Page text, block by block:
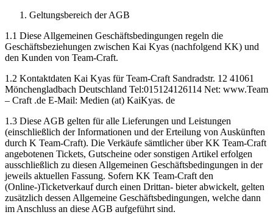
Geltungsbereich der AGB
1.1 Diese Allgemeinen Geschäftsbedingungen regeln die
Geschäftsbeziehungen zwischen Kai Kyas (nachfolgend KK) und
den Kunden von Team-Craft.
1.2 Kontaktdaten Kai Kyas für Team-Craft Sandradstr. 12 41061
Mönchengladbach Deutschland Tel:015124126114 Net: www.Team
– Craft .de E-Mail: Medien (at) KaiKyas. de
1.3 Diese AGB gelten für alle Lieferungen und Leistungen
(einschließlich der Informationen und der Erteilung von Auskünften
durch K Team-Craft). Die Verkäufe sämtlicher über KK Team-Craft
angebotenen Tickets, Gutscheine oder sonstigen Artikel erfolgen
ausschließlich zu diesen Allgemeinen Geschäftsbedingungen in der
jeweils aktuellen Fassung. Sofern KK Team-Craft den
(Online-)Ticketverkauf durch einen Drittan- bieter abwickelt, gelten
zusätzlich dessen Allgemeine Geschäftsbedingungen, welche dann
im Anschluss an diese AGB aufgeführt sind.